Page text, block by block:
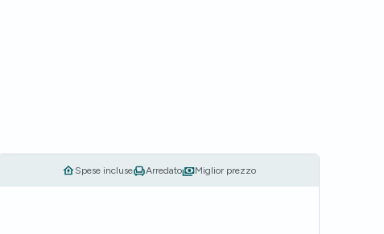
Spese incluse Arredato Miglior prezzo